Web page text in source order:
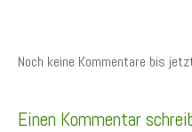
Noch keine Kommentare bis
Einen Kommentar